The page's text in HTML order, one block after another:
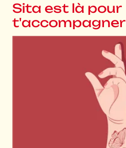
Sita est là pour
t'accompagner